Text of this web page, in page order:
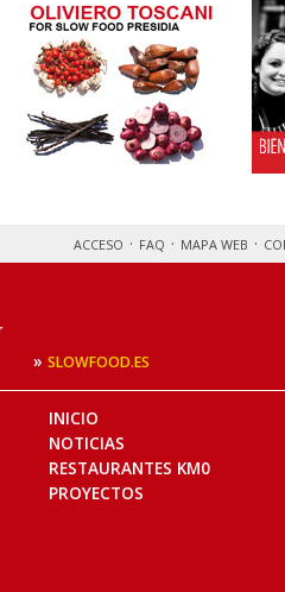
ACCESO FAQ MAPA WEB
» SLOWFOOD.ES
INICIO
NOTICIAS
RESTAURANTES KM0
PROYECTOS